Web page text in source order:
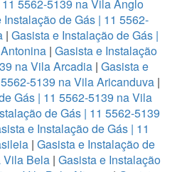
5562-5139 na Vila Anglo
Instalação de Gás | 11 5562-
| Gasista e Instalação de Gás |
| Gasista e Instalação
na Vila Arcadia | Gasista e
5139 na Vila Aricanduva |
Gás | 11 5562-5139 na Vila
de Gás | 11 5562-5139
e Instalação de Gás | 11
| Gasista e Instalação de
Vila Bela| Gasista e Instalação